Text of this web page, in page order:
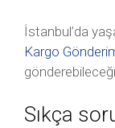
İstanbul’da
Kargo
Sıkça